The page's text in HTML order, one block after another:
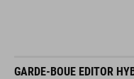
GARDE-BOUE EDITOR